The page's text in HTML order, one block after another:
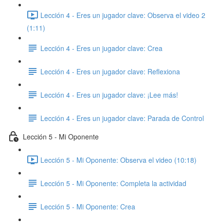
Lección 4 - Eres un jugador clave: Observa el video 2
(1:11)
Lección 4 - Eres un jugador clave: Crea
Lección 4 - Eres un jugador clave: Reflexiona
Lección 4 - Eres un jugador clave: ¡Lee más!
Lección 4 - Eres un jugador clave: Parada de Control
Lección 5 - Mi Oponente
Lección 5 - Mi Oponente: Observa el video (10:18)
Lección 5 - Mi Oponente: Completa la actividad
Lección 5 - Mi Oponente: Crea